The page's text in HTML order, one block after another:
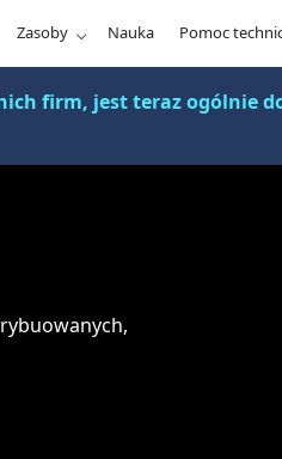
Zasoby Nauka Pomoc
firm, jest teraz ogólnie